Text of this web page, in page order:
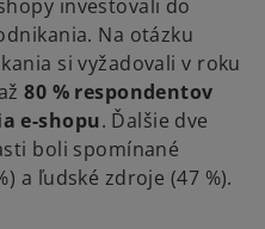
investovali do
Na otázku
si vyžadovali v roku
80 % respondentov
e-shopu. Ďalšie dve
boli spomínané
a ľudské zdroje (47 %).